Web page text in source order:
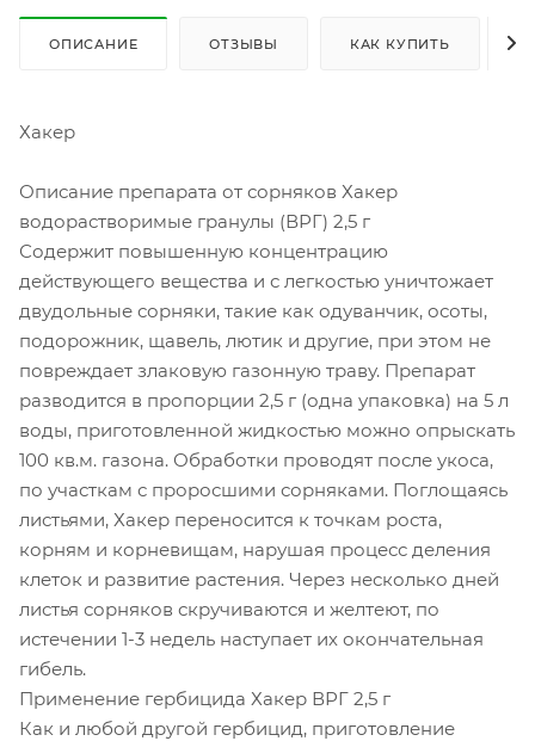
ОПИСАНИЕ ОТЗЫВЫ КАК КУПИТЬ
Хакер
Описание препарата от сорняков Хакер
водорастворимые гранулы (ВРГ) 2,5 г
Содержит повышенную концентрацию
действующего вещества и с легкостью уничтожает
двудольные сорняки, такие как одуванчик, осоты,
подорожник, щавель, лютик и другие, при этом не
повреждает злаковую газонную траву. Препарат
разводится в пропорции 2,5 г (одна упаковка) на 5 л
воды, приготовленной жидкостью можно опрыскать
100 кв.м. газона. Обработки проводят после укоса,
по участкам с проросшими сорняками. Поглощаясь
листьями, Хакер переносится к точкам роста,
корням и корневищам, нарушая процесс деления
клеток и развитие растения. Через несколько дней
листья сорняков скручиваются и желтеют, по
истечении 1-3 недель наступает их окончательная
гибель.
Применение гербицида Хакер ВРГ 2,5 г
Как и любой другой гербицид, приготовление